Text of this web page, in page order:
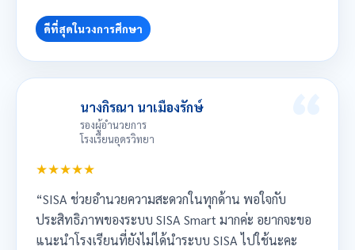
ดีที่สุดในวงการศึกษา
นางกิรณา นาเมืองรักษ์
รองผู้อำนวยการ
โรงเรียนอุดรวิทยา
★★★★★
“SISA ช่วยอำนวยความสะดวกในทุกด้าน พอใจกับ
ประสิทธิภาพของระบบ SISA Smart มากค่ะ อยากจะขอ
แนะนำโรงเรียนที่ยังไม่ได้นำระบบ SISA ไปใช้นะคะ